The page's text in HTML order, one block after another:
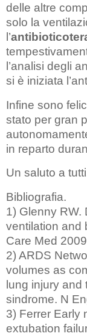
delle altre
solo la
l’
l’analisi degli
si è iniziata
Infine sono
stato per gran
in reparto
Un saluto a
Bibliografia.
1) Glenny RW.
ventilation and
Care Med
2) ARDS
volumes as
lung injury
sindrome. N
3) Ferrer Early
extubation